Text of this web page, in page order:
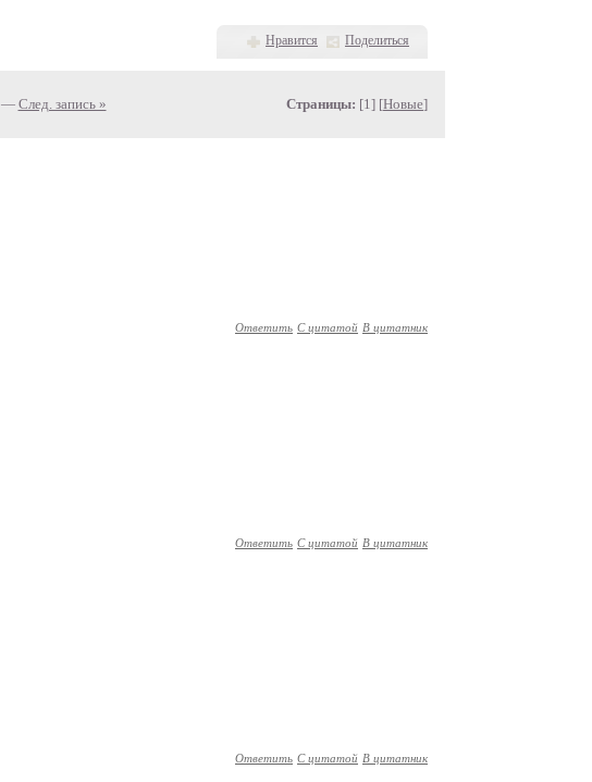
Нравится Поделиться
— След. запись » Страницы: [1] [Новые]
Ответить С цитатой В цитатник
Ответить С цитатой В цитатник
Ответить С цитатой В цитатник